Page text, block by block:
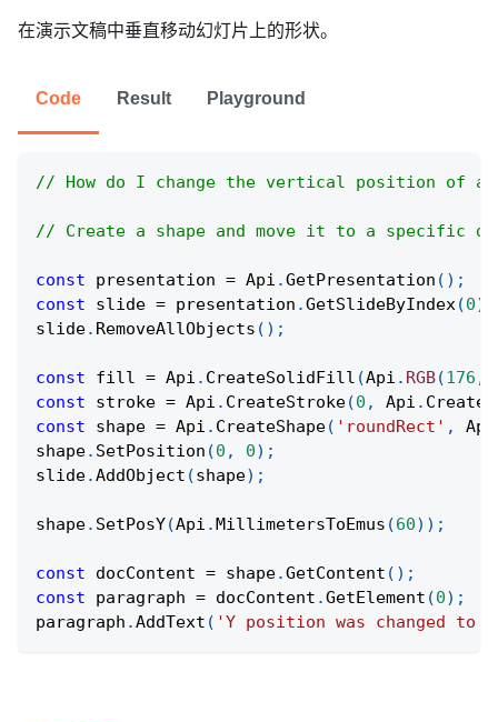
在演示文稿中垂直移动幻灯片上的形状。
Code Result Playground
// How do I change the vertical position of a
// Create a shape and move it to a specific
const presentation = Api .GetPresentation ( ) ;
const slide = presentation .GetSlideByIndex(0)
slide. RemoveAllObjects ( ) ;
const fill = Api . CreateSolidFill (Api . RGB(176 ,
const stroke = Api . CreateStroke(0 , Api .
const shape = Api . CreateShape( 'roundRect' , Api
shape. SetPosition (0 , 0) ;
slide.AddObject (shape) ;
shape. SetPosY(Api .MillimetersToEmus (60) ) ;
const docContent = shape.GetContent ( ) ;
const paragraph = docContent .GetElement (0) ;
paragraph .AddText ( 'Y position was changed to